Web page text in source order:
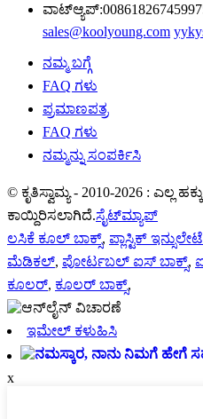
sales@koolyoung.com
ನಮ್ಮ ಬಗ್ಗೆ
FAQ ಗಳು
ಪ್ರಮಾಣಪತ್ರ
FAQ ಗಳು
ನಮ್ಮನ್ನು ಸಂಪರ್ಕಿಸಿ
© ಕೃತಿಸ್ವಾಮ್ಯ - 2010-2026 : ಎಲ್ಲ
ಕಾಯ್ದಿರಿಸಲಾಗಿದೆ.ಸೈಟ್‌ಮ್ಯಾಪ್
ಲಸಿಕೆ ಕೂಲ್ ಬಾಕ್ಸ್, ಪ್ಲಾಸ್ಟಿಕ್
ಮೆಡಿಕಲ್, ಪೋರ್ಟಬಲ್ ಐಸ್ ಬಾಕ್ಸ್,
ಕೂಲರ್, ಕೂಲರ್ ಬಾಕ್ಸ್,
ಇಮೇಲ್ ಕಳುಹಿಸಿ
x